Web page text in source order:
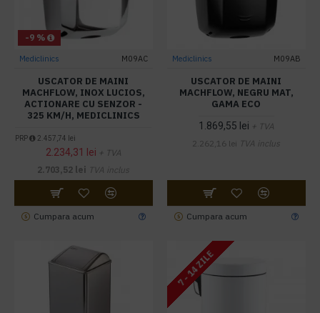
-9 %
Mediclinics M09AC
USCATOR DE MAINI
MACHFLOW, INOX LUCIOS,
ACTIONARE CU SENZOR -
325 KM/H, MEDICLINICS
PRP 2.457,74 lei
2.234,31 lei + TVA
2.703,52 lei TVA inclus
Cumpara acum
Mediclinics M09AB
USCATOR DE MAINI
MACHFLOW, NEGRU MAT,
GAMA ECO
1.869,55 lei + TVA
2.262,16 lei TVA inclus
Cumpara acum
7 - 14 ZILE